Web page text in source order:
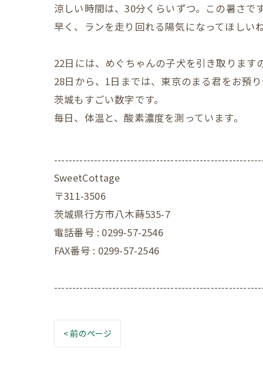
涼しい時間は、30分くらいずつ。この暑さで
早く、ランを走り回れる陽気になってほしい
22日には、めぐちゃんの子犬を引き取りま
28日から、1日までは、東京のまる君をお預
茨城もすごい数字です。
毎日、体温と、酸素濃度を測っています。
SweetCottage
〒311-3506
茨城県行方市八木蒔535-7
電話番号 : 0299-57-2546
FAX番号 : 0299-57-2546
< 前のページ